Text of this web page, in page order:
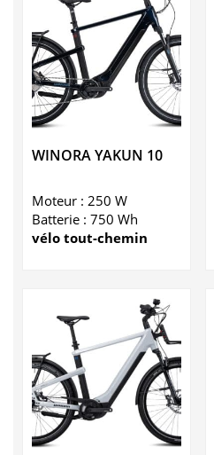
WINORA YAKUN 10
Moteur : 250 W
Batterie : 750 Wh
vélo tout-chemin